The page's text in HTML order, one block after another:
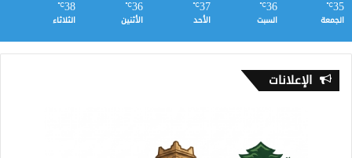
35
℃
الجمعة
36
℃
السبت
37
℃
الأحد
36
℃
الأثنين
38
℃
الثلاثاء
الإعلانات